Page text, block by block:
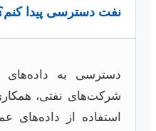
نفت دسترسی پیدا
دسترسی به داده‌های
شرکت‌های نفتی،
استفاده از